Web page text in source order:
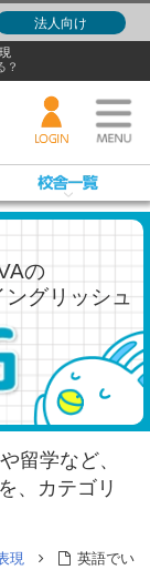
？
法人向け
の
グリッシュ
留学など、
、 カテゴリ
現
英語でい